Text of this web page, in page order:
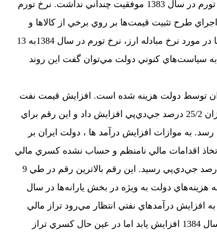
نقدينگي، سياست‌هاي دولت براي مهار تورم در سال 1383 موفقيت چنداني نداشت. نرخ تورم
اما با اجراي طرح تثبيت قيمت‌ها بر روي برخي از كالاها و
خدمات به همراه اتخاذ برخي سياست‌ها در مورد نرخ مبادله ارز، نرخ تورم در سال 1384به 13
به سياست‌هاي كنوني دولت مي‌توان گفت اين روند
توسط دولت هزينه شده است. افزايش قيمت نفت
درآمدهاي دولت در سال 1383 را به ميزان 25/2 درصد جي‌دي‌پي افزايش داد و اين رقم براي
مي رسد. به موازات افزايش درآمد ها ، دولت ايران بر
اقدامات مالي نامنظم و حساب‌ نشده كسري مالي
بخش غير نفتي در سال 1383 به 5/19 درصد جي‌دي‌پي رسيد. اين رقم بالاترين رقم در طي 9
دولت به ويژه در بخش يارانه‌ها در سال
به افزايش درآمدهاي نفتي انتظار مي‌رود تراز مالي
دولت معادل 25/4 درصد جي‌دي‌پي در سال 1384 افزايش يابد اما در عين حال كسري تراز